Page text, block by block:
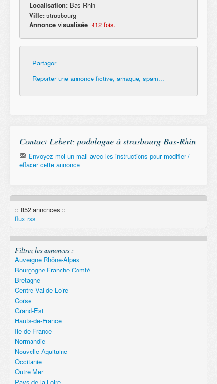
Localisation: Bas-Rhin
Ville: strasbourg
Annonce visualisée 412 fois.
Partager
Reporter une annonce fictive, arnaque, spam...
Contact Lebert: podologue à strasbourg Bas-Rhin
Envoyez moi un mail avec les instructions pour modifier /
effacer cette annonce
Remember
:: 852 annonces ::
flux rss
Filtrez les annonces :
Auvergne Rhône-Alpes
Bourgogne Franche-Comté
Bretagne
Centre Val de Loire
Corse
Grand-Est
Hauts-de-France
Île-de-France
Normandie
Nouvelle Aquitaine
Occitanie
Outre Mer
Pays de la Loire